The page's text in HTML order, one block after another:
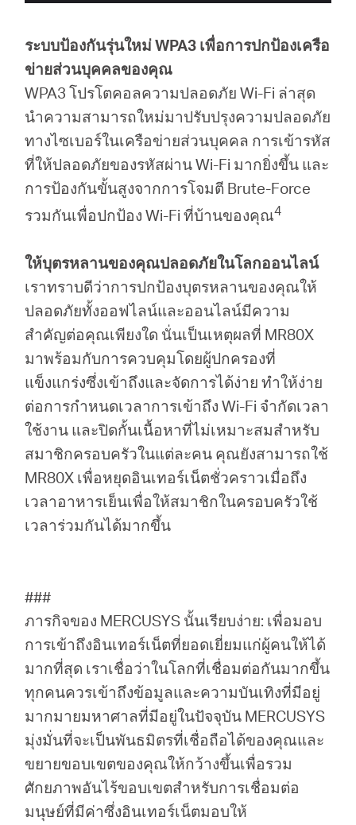
ระบบป้องกันรุ่นใหม่ WPA3 เพื่อการปกป้องเครือ
ข่ายส่วนบุคคลของคุณ
WPA3 โปรโตคอลความปลอดภัย Wi-Fi ล่าสุด
นำความสามารถใหม่มาปรับปรุงความปลอดภัย
ทางไซเบอร์ในเครือข่ายส่วนบุคคล การเข้ารหัส
ที่ให้ปลอดภัยของรหัสผ่าน Wi-Fi มากยิ่งขึ้น และ
การป้องกันขั้นสูงจากการโจมตี Brute-Force
รวมกันเพื่อปกป้อง Wi-Fi ที่บ้านของคุณ4
ให้บุตรหลานของคุณปลอดภัยในโลกออนไลน์
เราทราบดีว่าการปกป้องบุตรหลานของคุณให้
ปลอดภัยทั้งออฟไลน์และออนไลน์มีความ
สำคัญต่อคุณเพียงใด นั่นเป็นเหตุผลที่ MR80X
มาพร้อมกับการควบคุมโดยผู้ปกครองที่
แข็งแกร่งซึ่งเข้าถึงและจัดการได้ง่าย ทำให้ง่าย
ต่อการกำหนดเวลาการเข้าถึง Wi-Fi จำกัดเวลา
ใช้งาน และปิดกั้นเนื้อหาที่ไม่เหมาะสมสำหรับ
สมาชิกครอบครัวในแต่ละคน คุณยังสามารถใช้
MR80X เพื่อหยุดอินเทอร์เน็ตชั่วคราวเมื่อถึง
เวลาอาหารเย็นเพื่อให้สมาชิกในครอบครัวใช้
เวลาร่วมกันได้มากขึ้น
###
ภารกิจของ MERCUSYS นั้นเรียบง่าย: เพื่อมอบ
การเข้าถึงอินเทอร์เน็ตที่ยอดเยี่ยมแก่ผู้คนให้ได้
มากที่สุด เราเชื่อว่าในโลกที่เชื่อมต่อกันมากขึ้น
ทุกคนควรเข้าถึงข้อมูลและความบันเทิงที่มีอยู่
มากมายมหาศาลที่มีอยู่ในปัจจุบัน MERCUSYS
มุ่งมั่นที่จะเป็นพันธมิตรที่เชื่อถือได้ของคุณและ
ขยายขอบเขตของคุณให้กว้างขึ้นเพื่อรวม
ศักยภาพอันไร้ขอบเขตสำหรับการเชื่อมต่อ
มนุษย์ที่มีค่าซึ่งอินเทอร์เน็ตมอบให้